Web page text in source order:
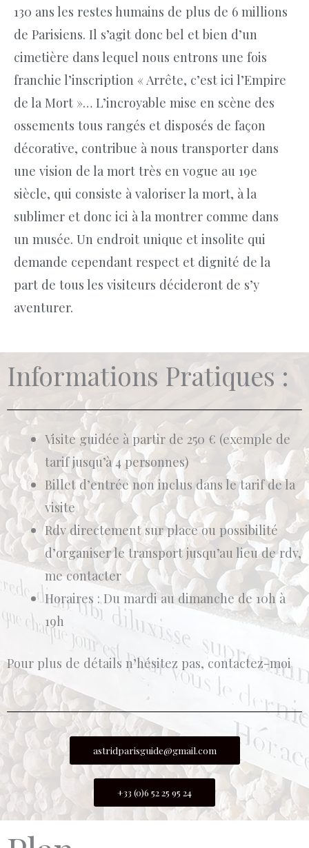
130 ans les restes humains de plus de 6 millions
de Parisiens. Il s’agit donc bel et bien d’un
cimetière dans lequel nous entrons une fois
franchie l’inscription « Arrête, c’est ici l’Empire
de la Mort »… L’incroyable mise en scène des
ossements tous rangés et disposés de façon
décorative, contribue à nous transporter dans
une vision de la mort très en vogue au 19e
siècle, qui consiste à valoriser la mort, à la
sublimer et donc ici à la montrer comme dans
un musée. Un endroit unique et insolite qui
demande cependant respect et dignité de la
part de tous les visiteurs décideront de s’y
aventurer.
Informations Pratiques :
Visite guidée à partir de 250 € (exemple de
tarif jusqu’à 4 personnes)
Billet d’entrée non inclus dans le tarif de la
visite
Rdv directement sur place ou possibilité
d’organiser le transport jusqu’au lieu de rdv,
me contacter
Horaires : Du mardi au dimanche de 10h à
19h
Pour plus de détails n’hésitez pas, contactez-moi
astridparisguide@gmail.com
+33 (0)6 52 25 95 24